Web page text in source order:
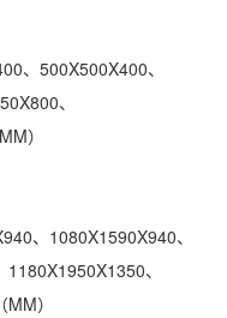
、500X500X400、
、
）
、1080X1590X940、
、
）